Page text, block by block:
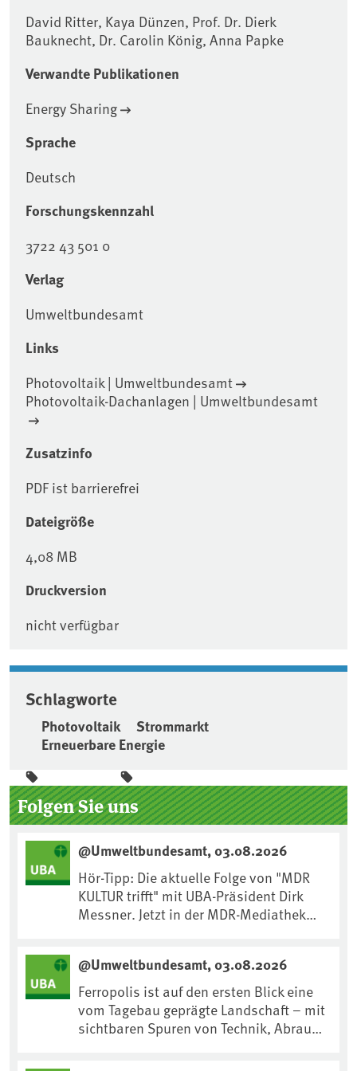
David Ritter, Kaya Dünzen, Prof. Dr. Dierk
Bauknecht, Dr. Carolin König, Anna Papke
Verwandte Publikationen
Energy Sharing
Sprache
Deutsch
Forschungskennzahl
3722 43 501 0
Verlag
Umweltbundesamt
Links
Photovoltaik | Umweltbundesamt
Photovoltaik-Dachanlagen | Umweltbundesamt
Zusatzinfo
PDF ist barrierefrei
Dateigröße
4,08 MB
Druckversion
nicht verfügbar
Schlagworte
Photovoltaik
Strommarkt
Erneuerbare Energie
Seitenleiste
Folgen Sie uns
@Umweltbundesamt, 03.08.2026
Hör-Tipp: Die aktuelle Folge von "MDR
KULTUR trifft" mit UBA-Präsident Dirk
Messner. Jetzt in der MDR-Mediathek
fft/dirk-messner-audio-100.html
@Umweltbundesamt, 03.08.2026
Ferropolis ist auf den ersten Blick eine
vom Tagebau geprägte Landschaft – mit
sichtbaren Spuren von Technik, Abraum